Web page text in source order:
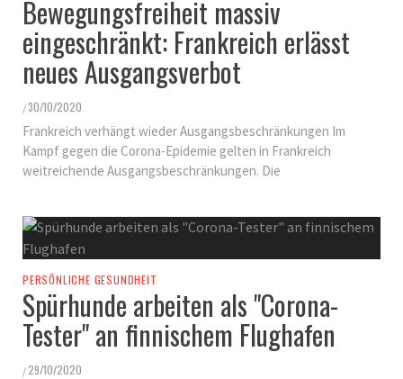
Bewegungsfreiheit massiv
eingeschränkt: Frankreich erlässt
neues Ausgangsverbot
/ 30/10/2020
Frankreich verhängt wieder Ausgangsbeschränkungen Im
Kampf gegen die Corona-Epidemie gelten in Frankreich
weitreichende Ausgangsbeschränkungen. Die
PERSÖNLICHE GESUNDHEIT
Spürhunde arbeiten als "Corona-
Tester" an finnischem Flughafen
/ 29/10/2020